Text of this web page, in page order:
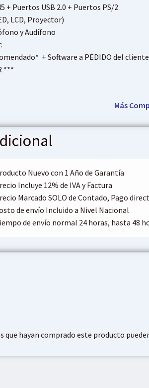
+ Puertos USB 2.0 + Puertos PS/2
LCD, Proyector)
y Audífono
+ Software a PEDIDO del
***
Más
Nuevo con 1 Año de Garantía
Incluye 12% de IVA y Factura
Marcado SOLO de Contado, Pago
de envío Incluido a Nivel Nacional
de envío normal 24 horas, hasta 48
que hayan comprado este producto